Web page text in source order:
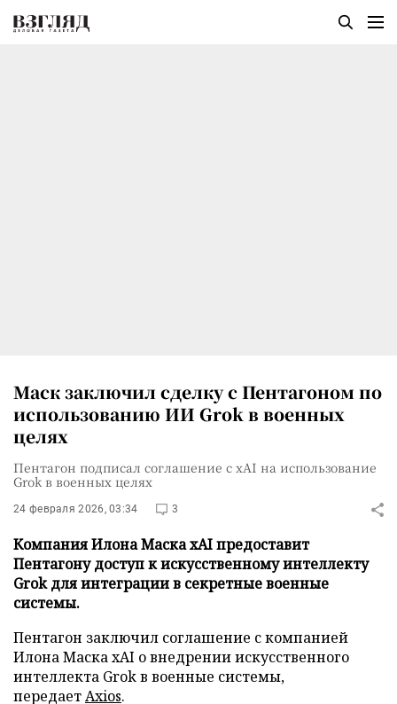
Маск заключил сделку с Пентагоном по
использованию ИИ Grok в военных
целях
Пентагон подписал соглашение с xAI на использование
Grok в военных целях
24 февраля 2026, 03:34 3
Компания Илона Маска xAI предоставит
Пентагону доступ к искусственному интеллекту
Grok для интеграции в секретные военные
системы.
Пентагон заключил соглашение с компанией
Илона Маска xAI о внедрении искусственного
интеллекта Grok в военные системы,
передаетAxios.